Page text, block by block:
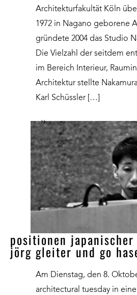
Architekturfakultät Köln
1972 in Nagano geborene
gründete 2004 das Studio
Die Vielzahl der seitdem
im Bereich Interieur,
Architektur stellte
Karl Schüssler […]
››
positionen
jörg gleiter und go
Am Dienstag, den 8.
architectural tuesday in